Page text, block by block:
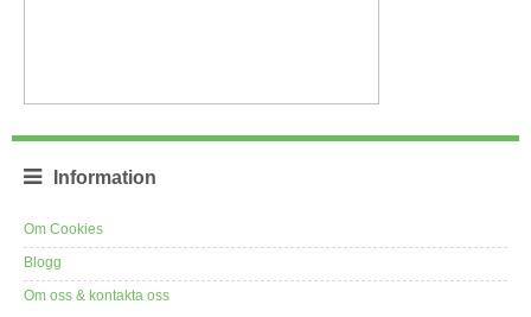
Information
Om Cookies
Blogg
Om oss & kontakta oss